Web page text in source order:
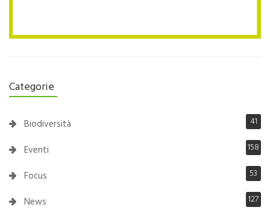
Categorie
Biodiversità 41
Eventi 158
Focus 53
News 127